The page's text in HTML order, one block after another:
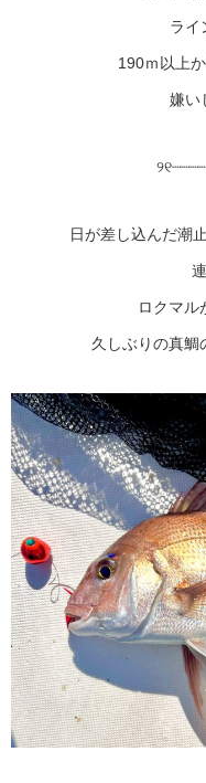
ライ
190ｍ以上
嫌い
日が差し込んだ潮
ロクマル
久しぶりの真鯛